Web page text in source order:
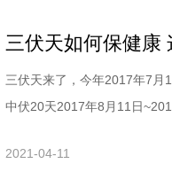
三伏天如何保健康
三伏天来了，今年2017年7
中伏20天2017年8月11日
家。伏天不能做的事三伏天
2021-04-11